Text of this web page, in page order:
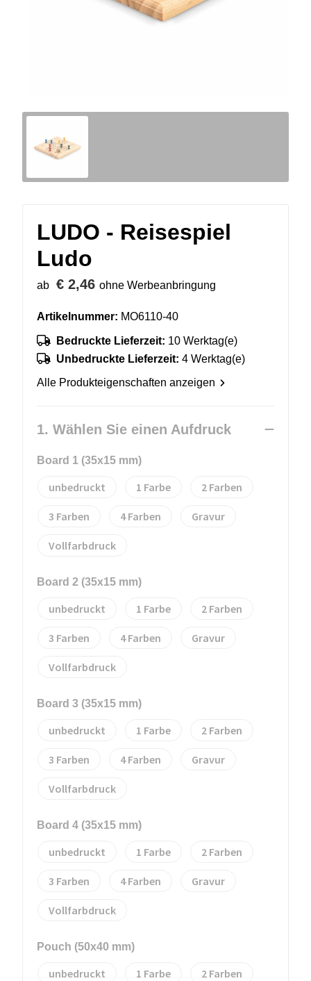
LUDO - Reisespiel
Ludo
ab € 2,46 ohne Werbeanbringung
Artikelnummer: MO6110-40
Bedruckte Lieferzeit: 10 Werktag(e)
Unbedruckte Lieferzeit: 4 Werktag(e)
Alle Produkteigenschaften anzeigen
1. Wählen Sie einen Aufdruck
Board 1 (35x15 mm)
unbedruckt 1 2
3 4 Gravur
Vollfarbdruck
Board 2 (35x15 mm)
unbedruckt 1 2
3 4 Gravur
Vollfarbdruck
Board 3 (35x15 mm)
unbedruckt 1 2
3 4 Gravur
Vollfarbdruck
Board 4 (35x15 mm)
unbedruckt 1 2
3 4 Gravur
Vollfarbdruck
Pouch (50x40 mm)
unbedruckt 1 2